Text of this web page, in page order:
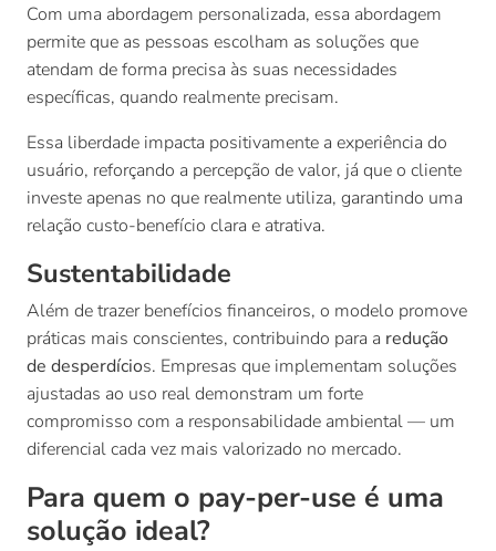
Com uma abordagem personalizada, essa abordagem
permite que as pessoas escolham as soluções que
atendam de forma precisa às suas necessidades
específicas, quando realmente precisam.
Essa liberdade impacta positivamente a experiência do
usuário, reforçando a percepção de valor, já que o cliente
investe apenas no que realmente utiliza, garantindo uma
relação custo-benefício clara e atrativa.
Sustentabilidade
Além de trazer benefícios financeiros, o modelo promove
práticas mais conscientes, contribuindo para a redução
de desperdícios. Empresas que implementam soluções
ajustadas ao uso real demonstram um forte
compromisso com a responsabilidade ambiental — um
diferencial cada vez mais valorizado no mercado.
Para quem o pay-per-use é uma
solução ideal?